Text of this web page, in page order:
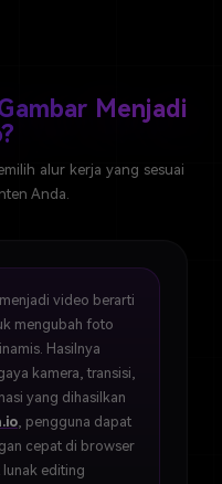
Menjadi
alur kerja yang sesuai
Anda.
video berarti
mengubah foto
Hasilnya
kamera, transisi,
yang dihasilkan
, pengguna dapat
cepat di browser
editing